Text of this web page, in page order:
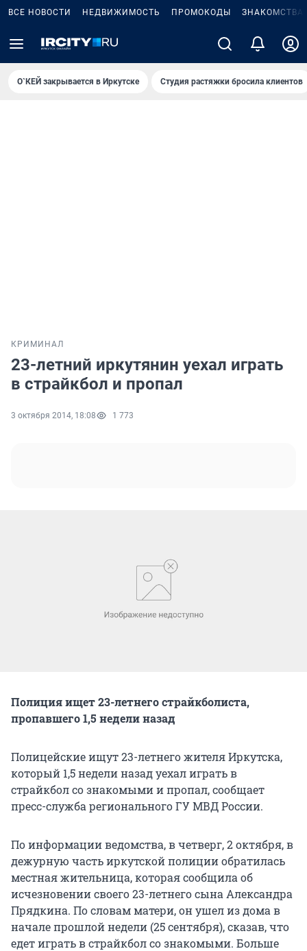
ВСЕ НОВОСТИ НЕДВИЖИМОСТЬ ПРОМОКОДЫ ЗНАКОМСТВА
О`КЕЙ закрывается в Иркутске Студия растяжки бросила клиентов
КРИМИНАЛ
23-летний иркутянин уехал играть
в страйкбол и пропал
3 октября 2014, 18:08 1 773
Полиция ищет 23-летнего страйкболиста,
пропавшего 1,5 недели назад
Полицейские ищут 23-летнего жителя Иркутска,
который 1,5 недели назад уехал играть в
страйкбол со знакомыми и пропал, сообщает
пресс-служба регионального ГУ МВД России.
По информации ведомства, в четверг, 2 октября, в
дежурную часть иркутской полиции обратилась
местная жительница, которая сообщила об
исчезновении своего 23-летнего сына Александра
Прядкина. По словам матери, он ушел из дома в
начале прошлой недели (25 сентября), сказав, что
едет играть в страйкбол со знакомыми. Больше